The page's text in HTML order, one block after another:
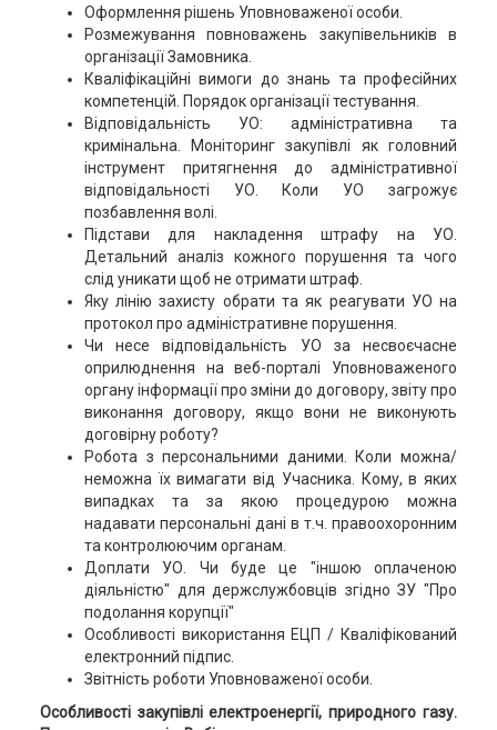
Оформлення рішень Уповноваженої особи.
Розмежування повноважень закупівельників в
організації Замовника.
Кваліфікаційні вимоги до знань та професійних
компетенцій. Порядок організації тестування.
Відповідальність УО: адміністративна та
кримінальна. Моніторинг закупівлі як головний
інструмент притягнення до адміністративної
відповідальності УО. Коли УО загрожує
позбавлення волі.
Підстави для накладення штрафу на УО.
Детальний аналіз кожного порушення та чого
слід уникати щоб не отримати штраф.
Яку лінію захисту обрати та як реагувати УО на
протокол про адміністративне порушення.
Чи несе відповідальність УО за несвоєчасне
оприлюднення на веб-порталі Уповноваженого
органу інформації про зміни до договору, звіту про
виконання договору, якщо вони не виконують
договірну роботу?
Робота з персональними даними. Коли можна/
неможна їх вимагати від Учасника. Кому, в яких
випадках та за якою процедурою можна
надавати персональні дані в т.ч. правоохоронним
та контролюючим органам.
Доплати УО. Чи буде це "іншою оплаченою
діяльністю" для держслужбовців згідно ЗУ "Про
подолання корупції"
Особливості використання ЕЦП / Кваліфікований
електронний підпис.
Звітність роботи Уповноваженої особи.
Особливості закупівлі електроенергії, природного газу.